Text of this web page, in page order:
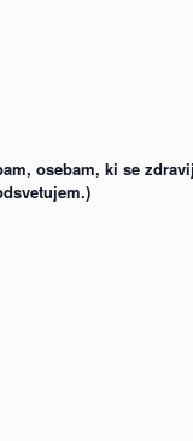
osebam, ki se